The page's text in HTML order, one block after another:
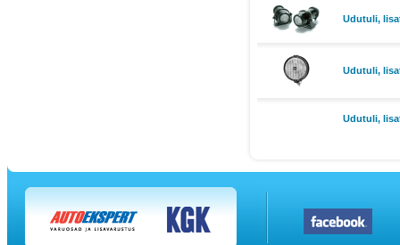
Udutuli,
Udutuli,
Udutuli,